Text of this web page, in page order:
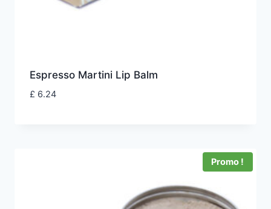
Espresso Martini Lip Balm
£ 6.24
Promo !